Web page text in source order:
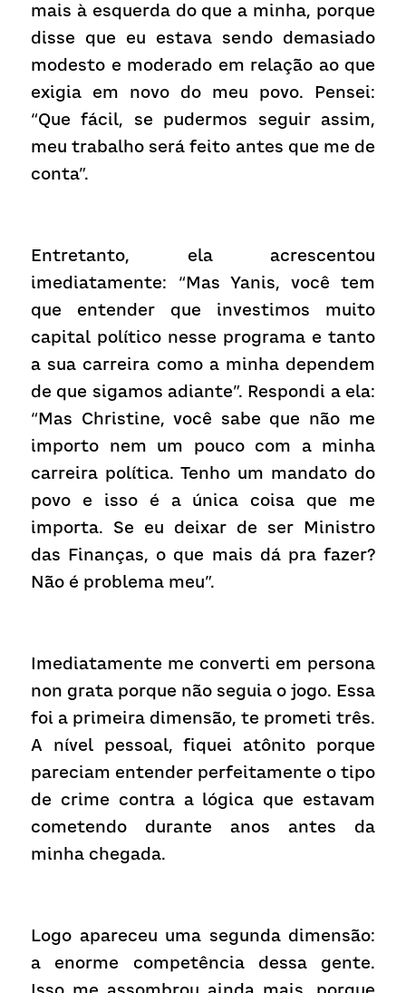
mais à esquerda do que a minha, porque
disse que eu estava sendo demasiado
modesto e moderado em relação ao que
exigia em novo do meu povo. Pensei:
“Que fácil, se pudermos seguir assim,
meu trabalho será feito antes que me de
conta”.
Entretanto, ela acrescentou
imediatamente: “Mas Yanis, você tem
que entender que investimos muito
capital político nesse programa e tanto
a sua carreira como a minha dependem
de que sigamos adiante”. Respondi a ela:
“Mas Christine, você sabe que não me
importo nem um pouco com a minha
carreira política. Tenho um mandato do
povo e isso é a única coisa que me
importa. Se eu deixar de ser Ministro
das Finanças, o que mais dá pra fazer?
Não é problema meu”.
Imediatamente me converti em persona
non grata porque não seguia o jogo. Essa
foi a primeira dimensão, te prometi três.
A nível pessoal, fiquei atônito porque
pareciam entender perfeitamente o tipo
de crime contra a lógica que estavam
cometendo durante anos antes da
minha chegada.
Logo apareceu uma segunda dimensão:
a enorme competência dessa gente.